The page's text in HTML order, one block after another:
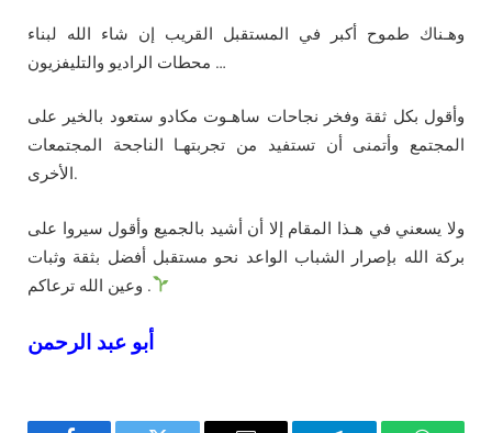
وهـناك طموح أكبر في المستقبل القريب إن شاء الله لبناء
محطات الراديو والتليفزيون …
وأقول بكل ثقة وفخر نجاحات ساهـوت مكادو ستعود بالخير على
المجتمع وأتمنى أن تستفيد من تجربتهـا الناجحة المجتمعات
الأخرى.
ولا يسعني في هـذا المقام إلا أن أشيد بالجميع وأقول سيروا على
بركة الله بإصرار الشباب الواعد نحو مستقبل أفضل بثقة وثبات
وعين الله ترعاكم .
أبو عبد الرحمن